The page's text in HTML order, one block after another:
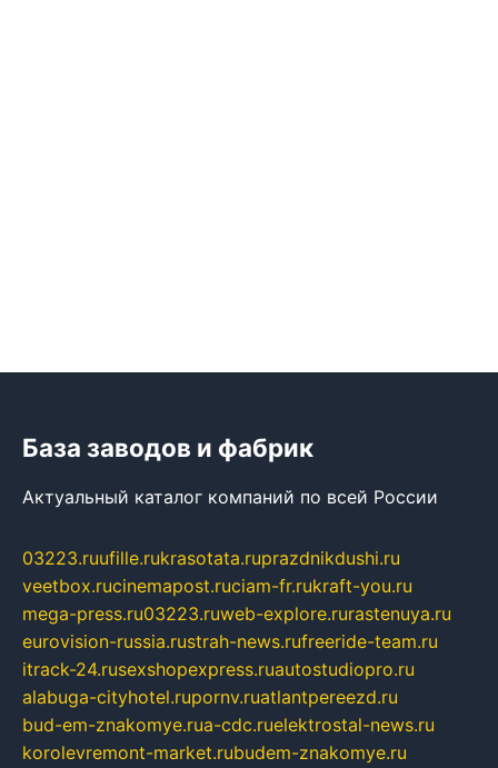
База заводов и фабрик
Актуальный каталог компаний по всей России
03223.ruufille.rukrasotata.ruprazdnikdushi.ru
veetbox.rucinemapost.ruciam-fr.rukraft-you.ru
mega-press.ru03223.ruweb-explore.rurastenuya.ru
eurovision-russia.rustrah-news.rufreeride-team.ru
itrack-24.rusexshopexpress.ruautostudiopro.ru
alabuga-cityhotel.rupornv.ruatlantpereezd.ru
bud-em-znakomye.rua-cdc.ruelektrostal-news.ru
korolevremont-market.rubudem-znakomye.ru